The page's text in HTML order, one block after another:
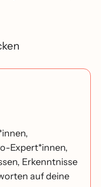
Expert*innen,
Erkenntnisse
auf deine